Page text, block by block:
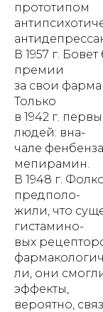
прототипом
В 1957 г.
премии
за свои
Только
в 1942 г.
людей: вна-
чале
мепирамин.
В 1948 г.
предполо-
жили, что
гистамино-
вых
ли, они
эффекты,
вероятно,